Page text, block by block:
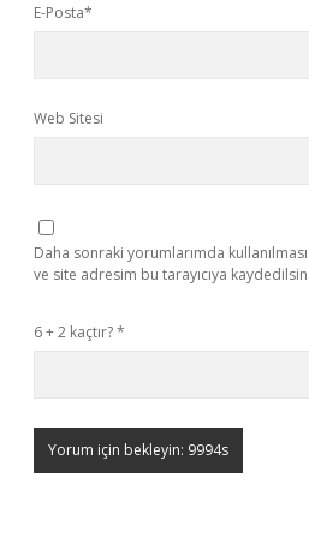
E-Posta*
Web Sitesi
Daha sonraki yorumlarımda
ve site adresim bu tarayıcıya kaydedilsin.
6 + 2 kaçtır?*